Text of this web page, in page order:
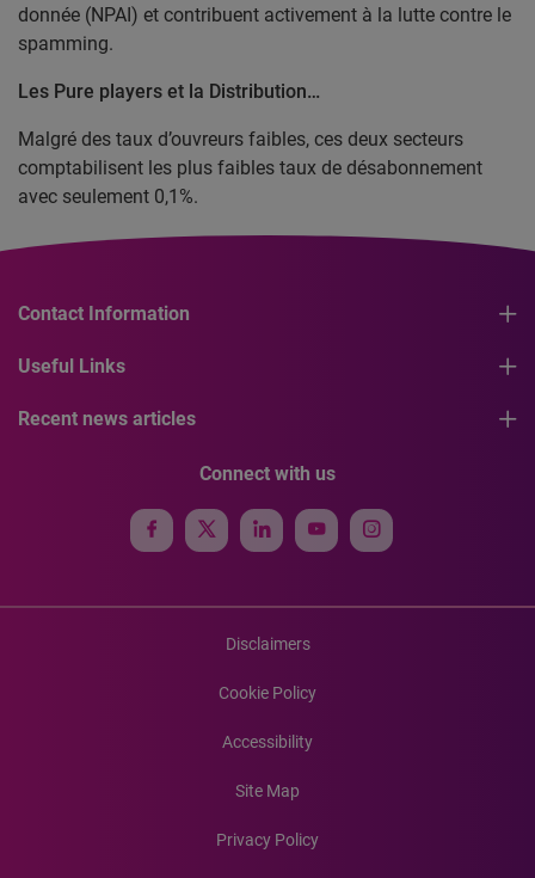
donnée (NPAI) et contribuent activement à la lutte contre le
spamming.
Les Pure players et la Distribution…
Malgré des taux d’ouvreurs faibles, ces deux secteurs
comptabilisent les plus faibles taux de désabonnement
avec seulement 0,1%.
Contact Information
Useful Links
Recent news articles
Connect with us
Disclaimers
Cookie Policy
Accessibility
Site Map
Privacy Policy